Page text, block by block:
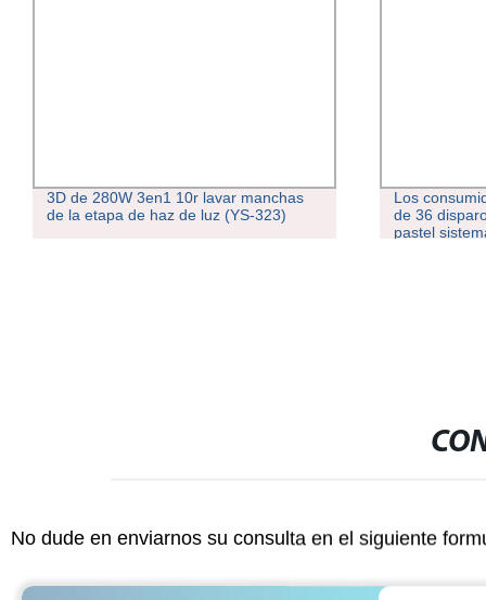
3D de 280W 3en1 10r lavar manchas
de la etapa de haz de luz (YS-323)
Los
de 36
pastel
No dude en enviarnos su consulta en el siguiente